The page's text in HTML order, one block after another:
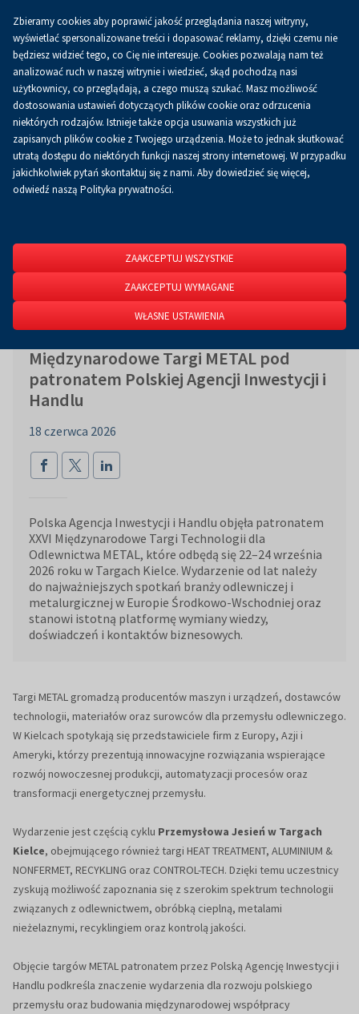
0.00 złKoszykPL
Strona główna O firmie Aktualności
Aktualności
Międzynarodowe Targi METAL pod
patronatem Polskiej Agencji Inwestycji i
Handlu
18 czerwca 2026
Polska Agencja Inwestycji i Handlu objęła patronatem
XXVI Międzynarodowe Targi Technologii dla
Odlewnictwa METAL, które odbędą się 22–24 września
2026 roku w Targach Kielce. Wydarzenie od lat należy
do najważniejszych spotkań branży odlewniczej i
metalurgicznej w Europie Środkowo-Wschodniej oraz
stanowi istotną platformę wymiany wiedzy,
doświadczeń i kontaktów biznesowych.
Targi METAL gromadzą producentów maszyn i urządzeń, dostawców
technologii, materiałów oraz surowców dla przemysłu odlewniczego.
W Kielcach spotykają się przedstawiciele firm z Europy, Azji i
Ameryki, którzy prezentują innowacyjne rozwiązania wspierające
rozwój nowoczesnej produkcji, automatyzacji procesów oraz
transformacji energetycznej przemysłu.
Wydarzenie jest częścią cyklu Przemysłowa Jesień w Targach
Kielce, obejmującego również targi HEAT TREATMENT, ALUMINIUM &
NONFERMET, RECYKLING oraz CONTROL-TECH. Dzięki temu uczestnicy
zyskują możliwość zapoznania się z szerokim spektrum technologii
związanych z odlewnictwem, obróbką cieplną, metalami
nieżelaznymi, recyklingiem oraz kontrolą jakości.
Objęcie targów METAL patronatem przez Polską Agencję Inwestycji i
Handlu podkreśla znaczenie wydarzenia dla rozwoju polskiego
przemysłu oraz budowania międzynarodowej współpracy
Zbieramy cookies aby poprawić jakość przeglądania naszej witryny,
wyświetlać spersonalizowane treści i dopasować reklamy, dzięki czemu nie
będziesz widzieć tego, co Cię nie interesuje. Cookies pozwalają nam też
analizować ruch w naszej witrynie i wiedzieć, skąd pochodzą nasi
użytkownicy, co przeglądają, a czego muszą szukać. Masz możliwość
dostosowania ustawień dotyczących plików cookie oraz odrzucenia
niektórych rodzajów. Istnieje także opcja usuwania wszystkich już
zapisanych plików cookie z Twojego urządzenia. Może to jednak skutkować
utratą dostępu do niektórych funkcji naszej strony internetowej. W przypadku
jakichkolwiek pytań skontaktuj się z nami. Aby dowiedzieć się więcej,
odwiedź naszą Polityka prywatności.
ZAAKCEPTUJ WSZYSTKIE
ZAAKCEPTUJ WYMAGANE
WŁASNE USTAWIENIA